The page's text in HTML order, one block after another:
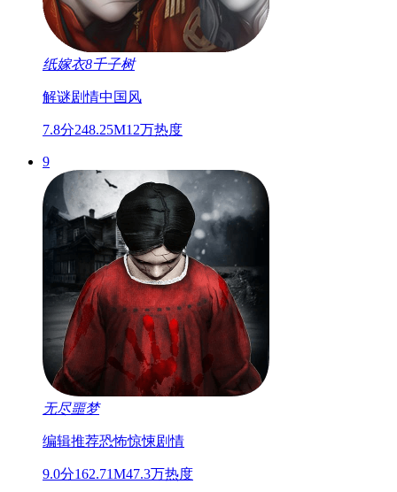
纸嫁衣8千子树
解谜剧情中国风
7.8分248.25M12万热度
9
无尽噩梦
编辑推荐恐怖惊悚剧情
9.0分162.71M47.3万热度